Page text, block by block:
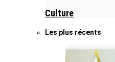
Culture
Les plus récents